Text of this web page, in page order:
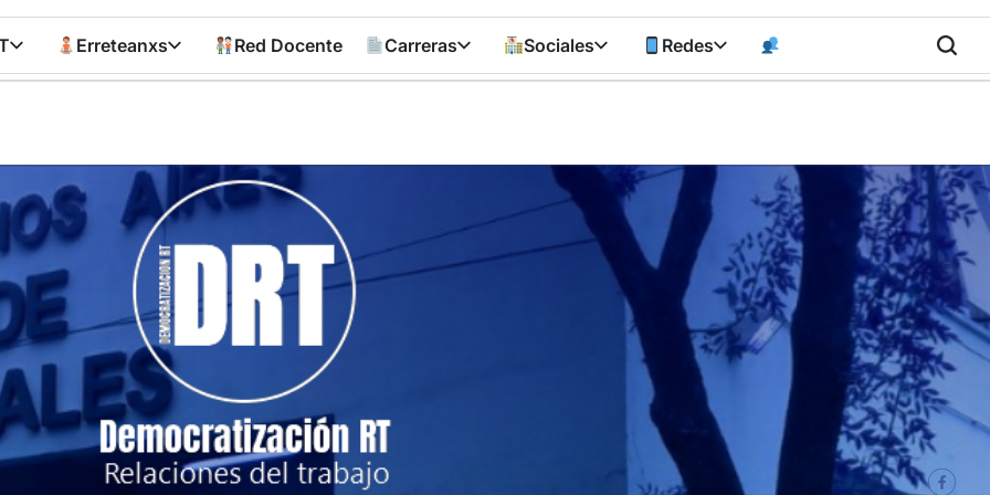
Erreteanxs Red Docente Carreras Sociales Redes
RT